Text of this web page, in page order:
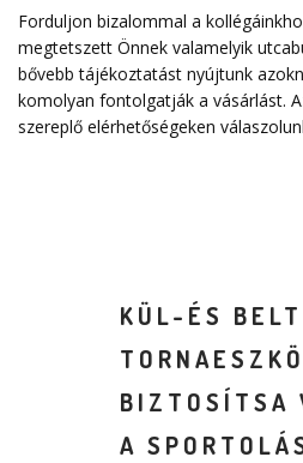
Forduljon bizalommal a
megtetszett Önnek valamelyik
bővebb tájékoztatást nyújtunk
komolyan fontolgatják a vásárlást.
szereplő elérhetőségeken
KÜL-ÉS
BIZTOSÍTSA
A